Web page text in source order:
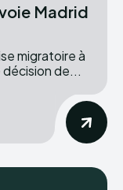
Madrid
migratoire à
de...